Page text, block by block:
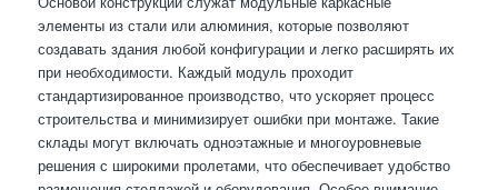
элементы из стали или алюминия, которые позволяют
создавать здания любой конфигурации и легко расширять их
при необходимости. Каждый модуль проходит
стандартизированное производство, что ускоряет процесс
строительства и минимизирует ошибки при монтаже. Такие
склады могут включать одноэтажные и многоуровневые
решения с широкими пролетами, что обеспечивает удобство